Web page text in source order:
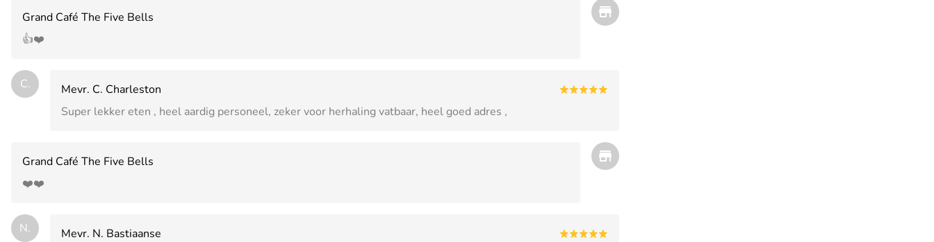
Grand Café The Five Bells
👍❤️
C.
Mevr. C. Charleston
Super lekker eten , heel aardig personeel, zeker voor herhaling vatbaar, heel goed adres ,
Grand Café The Five Bells
❤️❤️
N.
Mevr. N. Bastiaanse